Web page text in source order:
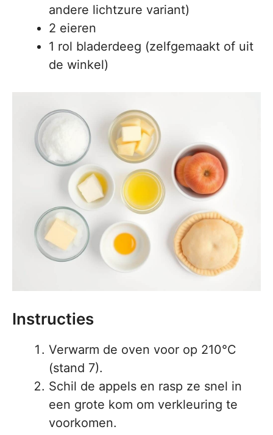
andere lichtzure variant)
2 eieren
1 rol bladerdeeg (zelfgemaakt of uit
de winkel)
Instructies
Verwarm de oven voor op 210°C
(stand 7).
Schil de appels en rasp ze snel in
een grote kom om verkleuring te
voorkomen.